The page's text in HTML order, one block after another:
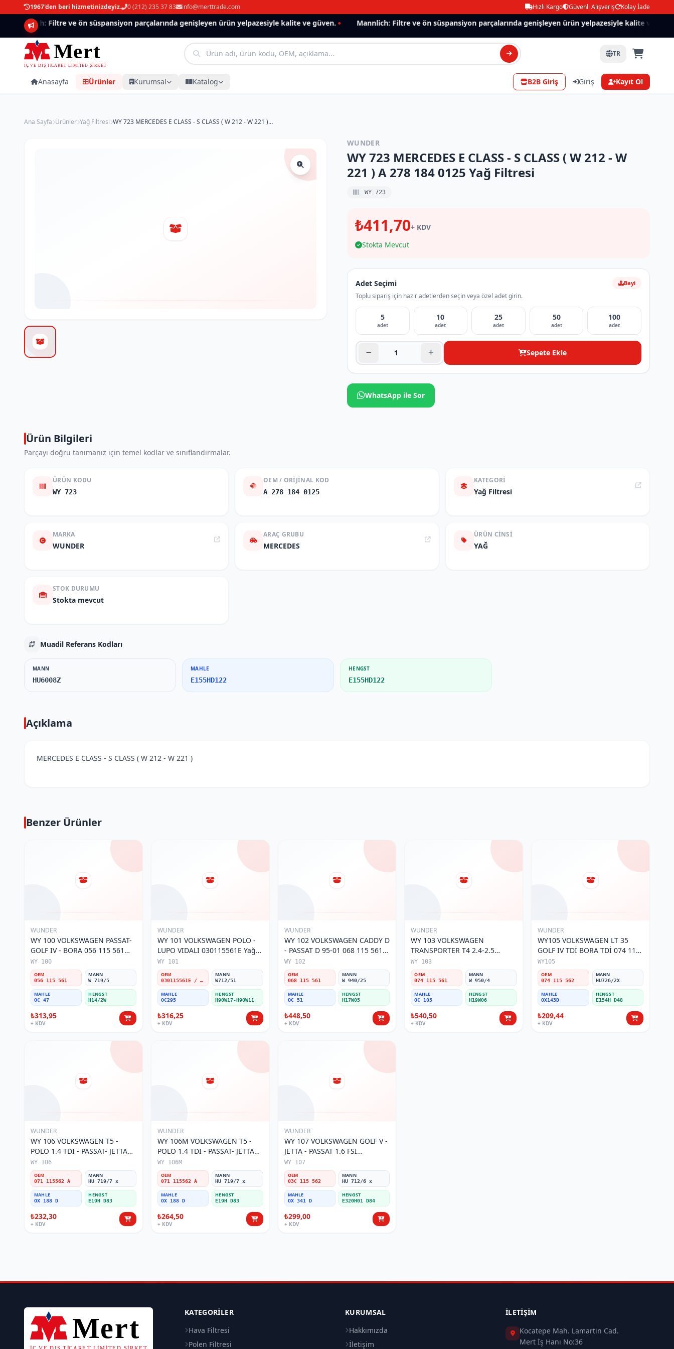
1967'den beri hizmetinizdeyiz. 0 (212) 235 37 83 info@merttrade.com Hızlı Kargo Güvenli Alışveriş Kolay İade
Mannlich: Filtre ve ön süspansiyon parçalarında genişleyen ürün yelpazesiyle kalite ve güven. Mannlich: Filtre ve ön süspansiyon parçalarında genişleyen ürün yelpazesiyle kalite ve güven.
TR
Anasayfa Ürünler Kurumsal Katalog B2B Giriş Giriş Kayıt Ol
Ana Sayfa Ürünler Yağ Filtresi WY 723 MERCEDES E CLASS - S CLASS ( W 212 - W 221 ) A 278 184 0125 Yağ Filtresi
WUNDER
WY 723 MERCEDES E CLASS - S CLASS ( W 212 - W
221 ) A 278 184 0125 Yağ Filtresi
WY 723
₺411,70+ KDV
Stokta Mevcut
Adet Seçimi
Toplu sipariş için hazır adetlerden seçin veya özel adet girin.
Bayi
5
adet
10
adet
25
adet
50
adet
100
adet
Sepete Ekle
WhatsApp ile Sor
Ürün Bilgileri
Parçayı doğru tanımanız için temel kodlar ve sınıflandırmalar.
ÜRÜN KODU
WY 723
OEM / ORIJINAL KOD
A 278 184 0125
KATEGORI
Yağ Filtresi
MARKA
WUNDER
ARAÇ GRUBU
MERCEDES
ÜRÜN CINSI
YAĞ
STOK DURUMU
Stokta mevcut
Muadil Referans Kodları
MANN
HU6008Z
MAHLE
E155HD122
HENGST
E155HD122
Açıklama
MERCEDES E CLASS - S CLASS ( W 212 - W 221 )
Benzer Ürünler
WUNDER
WY 100 VOLKSWAGEN PASSAT-
GOLF IV - BORA 056 115 561
Yağ Filtresi
WY 100
OEM
056 115 561
MANN
W 719/5
MAHLE
OC 47
HENGST
H14/2W
₺313,95
+ KDV
WUNDER
WY 101 VOLKSWAGEN POLO -
LUPO VIDALI 030115561E Yağ
Filtresi
WY 101
OEM
030115561E / 030115561AA / 030115561AB / 030115561AD
MANN
W712/51
MAHLE
OC295
HENGST
H90W17-H90W11
₺316,25
+ KDV
WUNDER
WY 102 VOLKSWAGEN CADDY D
- PASSAT D 95-01 068 115 561
Yağ Filtresi
WY 102
OEM
068 115 561
MANN
W 940/25
MAHLE
OC 51
HENGST
H17W05
₺448,50
+ KDV
WUNDER
WY 103 VOLKSWAGEN
TRANSPORTER T4 2.4-2.5
MOTOR 074 115 561 Yağ
Filtresi
WY 103
OEM
074 115 561
MANN
W 950/4
MAHLE
OC 105
HENGST
H19W06
₺540,50
+ KDV
WUNDER
WY105 VOLKSWAGEN LT 35
GOLF IV TDİ BORA TDİ 074 115
562 Yağ Filtresi
WY105
OEM
074 115 562
MANN
HU726/2X
MAHLE
OX143D
HENGST
E154H D48
₺209,44
+ KDV
WUNDER
WY 106 VOLKSWAGEN T5 -
POLO 1.4 TDI - PASSAT- JETTA
03-11 071 115562 A Yağ Filtresi
WY 106
OEM
071 115562 A
MANN
HU 719/7 x
MAHLE
OX 188 D
HENGST
E19H D83
₺232,30
+ KDV
WUNDER
WY 106M VOLKSWAGEN T5 -
POLO 1.4 TDI - PASSAT- JETTA
071 115562 A Yağ Filtresi
WY 106M
OEM
071 115562 A
MANN
HU 719/7 x
MAHLE
OX 188 D
HENGST
E19H D83
₺264,50
+ KDV
WUNDER
WY 107 VOLKSWAGEN GOLF V -
JETTA - PASSAT 1.6 FSI
BENZİNLİ 03C 115 562 Yağ
Filtresi
WY 107
OEM
03C 115 562
MANN
HU 712/6 x
MAHLE
OX 341 D
HENGST
E320H01 D84
₺299,00
+ KDV
KATEGORILER
Hava Filtresi
Polen Filtresi
KURUMSAL
Hakkımızda
İletişim
İLETIŞIM
Kocatepe Mah. Lamartin Cad.
Mert İş Hanı No:36